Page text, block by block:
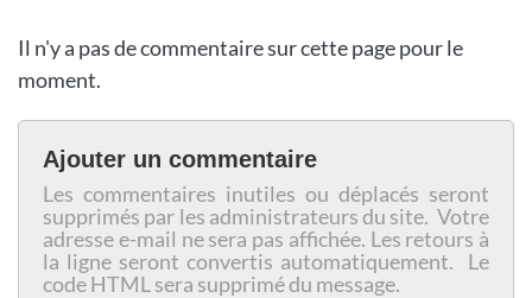
Il n'y a pas de commentaire sur cette page pour le
moment.
Ajouter un commentaire
Les commentaires inutiles ou déplacés seront
supprimés par les administrateurs du site. Votre
adresse e-mail ne sera pas affichée. Les retours à
la ligne seront convertis automatiquement. Le
code HTML sera supprimé du message.